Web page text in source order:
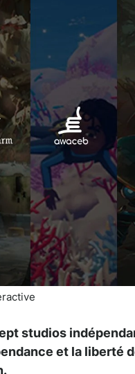
studios
et la liberté